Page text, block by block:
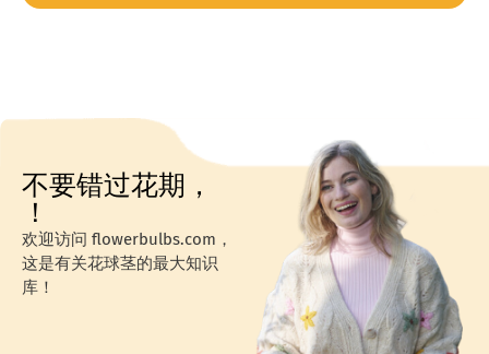
不要错过花期，
！
欢迎访问 flowerbulbs.com，
这是有关花球茎的最大知识
库！